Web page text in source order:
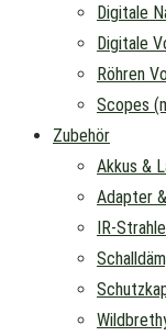
Digitale
Digitale
Röhren
Scopes
Zubehör
Akkus &
Adapter
IR-